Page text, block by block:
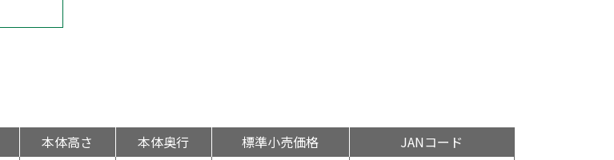
本体高さ 本体奥行 標準小売価格
JANコード